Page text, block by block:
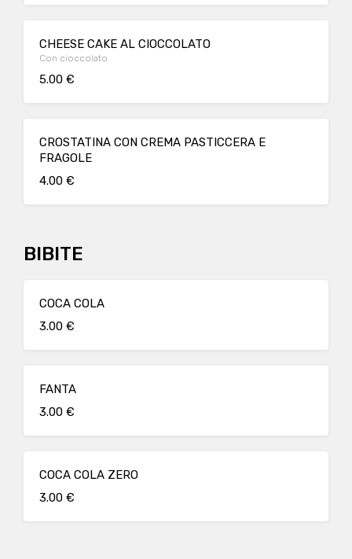
CHEESE CAKE AL CIOCCOLATO
Con cioccolato
5.00 €
CROSTATINA CON CREMA PASTICCERA E
FRAGOLE
4.00 €
BIBITE
COCA COLA
3.00 €
FANTA
3.00 €
COCA COLA ZERO
3.00 €